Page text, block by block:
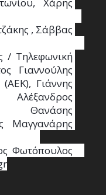
Χάρης
, Σάββας
/ Τηλεφωνική
Γιαννούλης
Γιάννης
Θανάσης
Μαγγανάρης
Φωτόπουλος